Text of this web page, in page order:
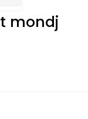
mondj